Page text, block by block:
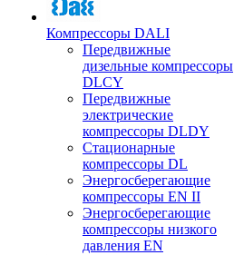
Компрессоры DALI
Передвижные
дизельные компрессоры
DLCY
Передвижные
электрические
компрессоры DLDY
Стационарные
компрессоры DL
Энергосберегающие
компрессоры EN II
Энергосберегающие
компрессоры низкого
давления EN